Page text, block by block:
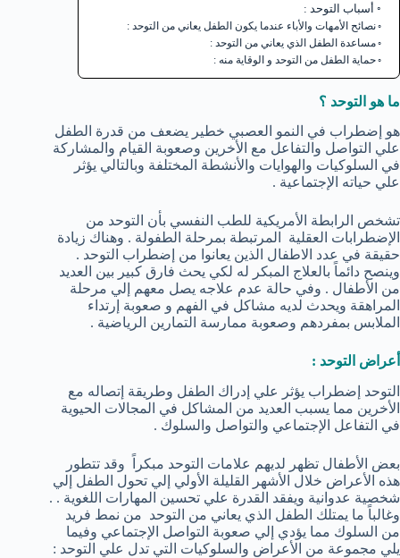
أسباب التوحد :
نصائح الأمهات والأباء عندما يكون الطفل يعاني من التوحد :
مساعدة الطفل الذي يعاني من التوحد :
حماية الطفل من التوحد و الوقاية منه :
ما هو التوحد ؟
هو إضطراب في النمو العصبي خطير يضعف من قدرة الطفل
علي التواصل والتفاعل مع الأخرين وصعوبة القيام والمشاركة
في السلوكيات والهوايات والأنشطة المختلفة وبالتالي يؤثر
علي حياته الإجتماعية .
تشخص الرابطة الأمريكية للطب النفسي بأن التوحد من
الإضطرابات العقلية المرتبطة بمرحلة الطفولة . وهناك زيادة
حقيقة في عدد الاطفال الذين يعانوا من إضطراب التوحد .
وينصح دائماً بالعلاج المبكر له لكي يحث فارق كبير بين العديد
من الأطفال . وفي حالة عدم علاجه يصل معهم إلي مرحلة
المراهقة ويحدث لديه مشاكل في الفهم و صعوبة إرتداء
الملابس بمفردهم وصعوبة ممارسة التمارين الرياضية .
أعراض التوحد :
التوحد إضطراب يؤثر علي إدراك الطفل وطريقة إتصاله مع
الأخرين مما يسبب العديد من المشاكل في المجالات الحيوية
في التفاعل الإجتماعي والتواصل والسلوك .
بعض الأطفال تظهر لديهم علامات التوحد مبكراً وقد تتطور
هذه الأعراض خلال الأشهر القليلة الأولي إلي تحول الطفل إلي
شخصية عدوانية ويفقد القدرة علي تحسين المهارات اللغوية . .
وغالباً ما يمتلك الطفل الذي يعاني من التوحد من نمط فريد
من السلوك مما يؤدي إلي صعوبة التواصل الإجتماعي وفيما
يلي مجموعة من الأعراض والسلوكيات التي تدل علي التوحد :